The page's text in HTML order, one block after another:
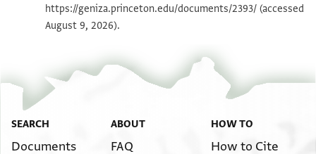
ען דלך פקאל הכדא קאל לנא[. . . . . . . . . . . . . . . . . . . .
וערפת אלשיך אבו אלכיר כיאר אלצירפי דלך ו[. . . . . . . .
ולתאלת יום מן אפתקאדנא לה הדה אלזיארה אלמשרוחה
או ראב[עה תופי
Image Permissions Statement
https://geniza.princeton.edu/documents/2393/ (accessed
August 9, 2026).
SEARCH
Documents
ABOUT
FAQ
HOW TO
How to Cite